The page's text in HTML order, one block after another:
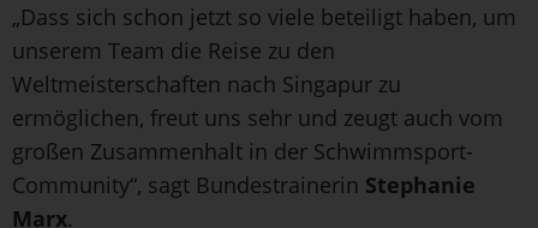
„Dass sich schon jetzt so viele beteiligt haben, um
unserem Team die Reise zu den
Weltmeisterschaften nach Singapur zu
ermöglichen, freut uns sehr und zeugt auch vom
großen Zusammenhalt in der Schwimmsport-
Community“, sagt Bundestrainerin Stephanie
Marx.